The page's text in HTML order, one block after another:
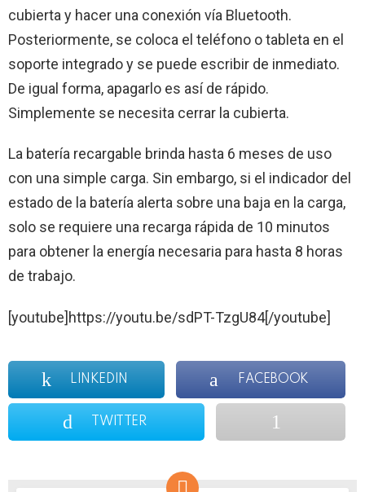
cubierta y hacer una conexión vía Bluetooth.
Posteriormente, se coloca el teléfono o tableta en el
soporte integrado y se puede escribir de inmediato.
De igual forma, apagarlo es así de rápido.
Simplemente se necesita cerrar la cubierta.
La batería recargable brinda hasta 6 meses de uso
con una simple carga. Sin embargo, si el indicador del
estado de la batería alerta sobre una baja en la carga,
solo se requiere una recarga rápida de 10 minutos
para obtener la energía necesaria para hasta 8 horas
de trabajo.
[youtube]https://youtu.be/sdPT-TzgU84[/youtube]
LINKEDIN FACEBOOK
TWITTER